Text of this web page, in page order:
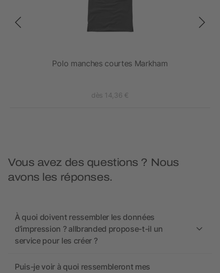
Polo manches courtes Markham
dès 14,36 €
Vous avez des questions ? Nous
avons les réponses.
À quoi doivent ressembler les données
d’impression ? allbranded propose-t-il un
service pour les créer ?
Puis-je voir à quoi ressembleront mes